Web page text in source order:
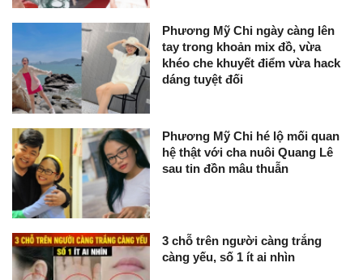
Phương Mỹ Chi ngày càng lên
tay trong khoản mix đồ, vừa
khéo che khuyết điểm vừa hack
dáng tuyệt đối
Phương Mỹ Chi hé lộ mối quan
hệ thật với cha nuôi Quang Lê
sau tin đồn mâu thuẫn
3 chỗ trên người càng trắng
càng yếu, số 1 ít ai nhìn